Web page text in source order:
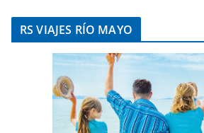
RS VIAJES RÍO MAYO